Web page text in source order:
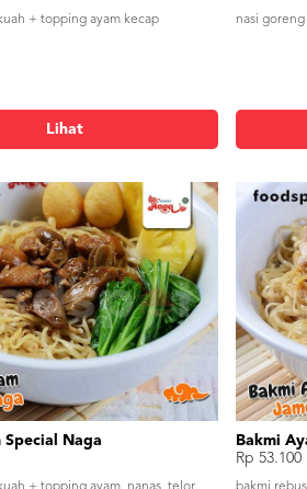
+ topping ayam kecap
Lihat
nasi
Special Naga
Bakmi
Rp 53.100